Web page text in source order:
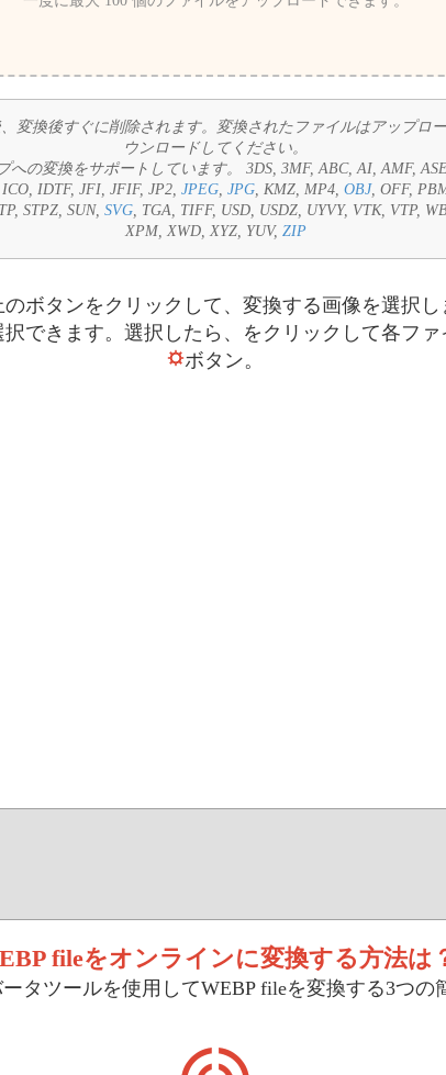
変換後すぐに削除されます。変換されたファイルはアップロ
ウンロードしてください。
への変換をサポートしています。 3DS, 3MF, ABC, AI, AMF,
IDTF, JFI, JFIF, JP2, JPEG, JPG, KMZ, MP4, OBJ, OFF,
STPZ, SUN, SVG, TGA, TIFF, USD, USDZ, UYVY, VTK, VTP,
XPM, XWD, XYZ, YUV, ZIP
ボタンをクリックして、変換する画像を選択
できます。選択したら、をクリックして各フ
ボタン。
fileをオンラインに変換する方法は
タツールを使用してWEBP fileを変換する3つの